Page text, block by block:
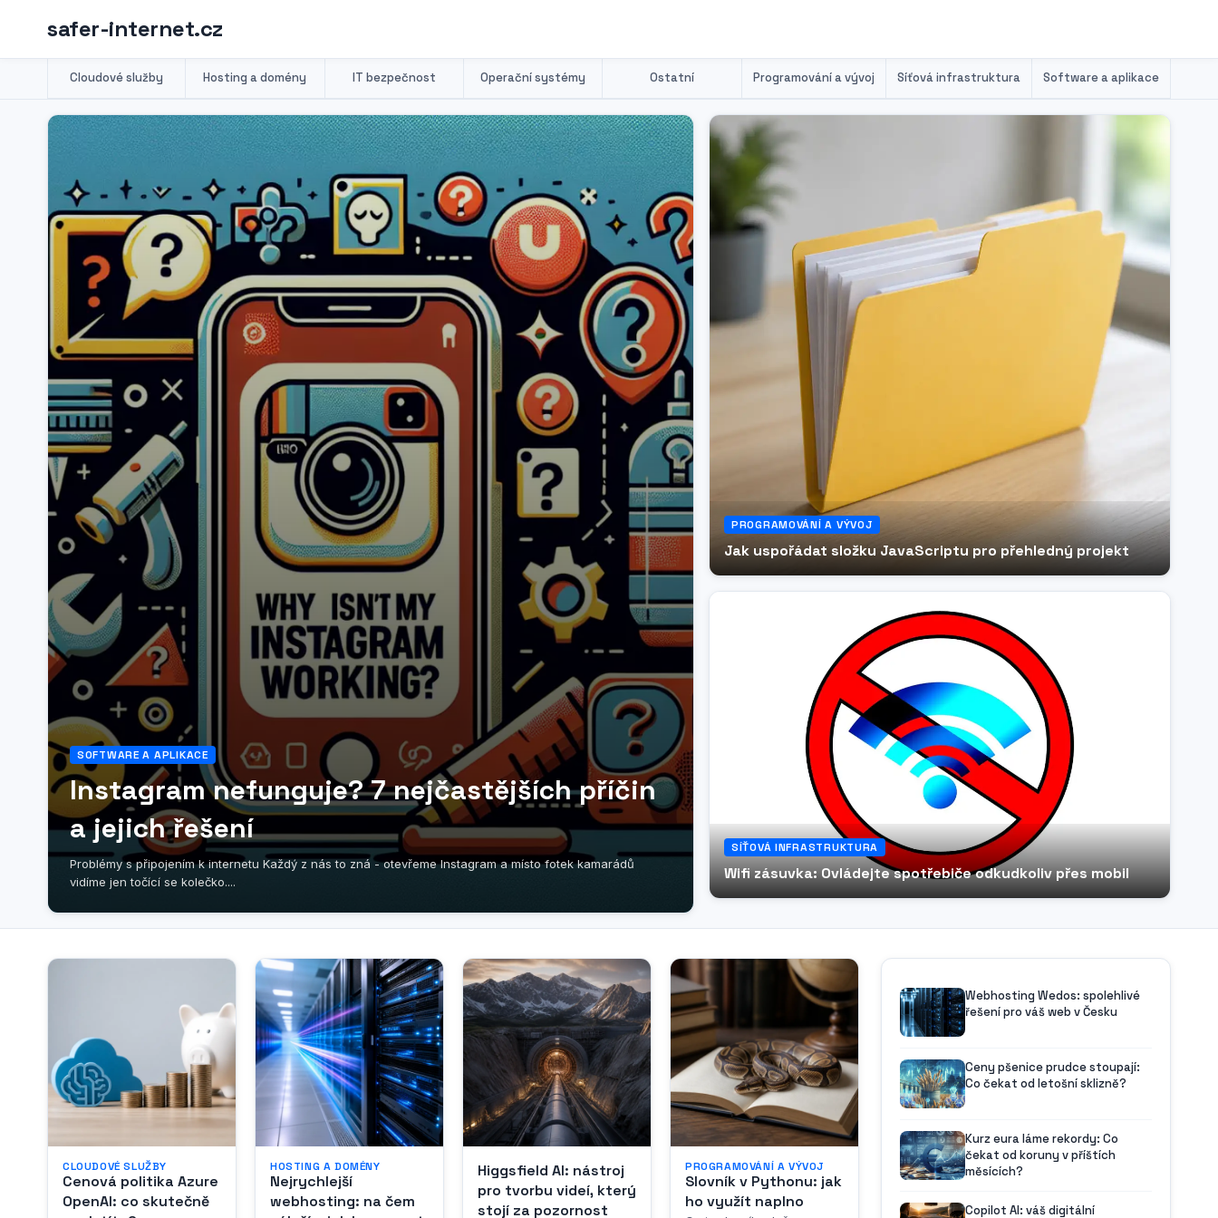
safer-internet.cz
Cloudové služby Hosting a domény IT bezpečnost Operační systémy Ostatní Programování a vývoj Síťová infrastruktura Software a aplikace
SOFTWARE A APLIKACE
Instagram nefunguje? 7 nejčastějších příčin
a jejich řešení
Problémy s připojením k internetu Každý z nás to zná - otevřeme Instagram a místo fotek kamarádů
vidíme jen točící se kolečko....
PROGRAMOVÁNÍ A VÝVOJ
Jak uspořádat složku JavaScriptu pro přehledný projekt
SÍŤOVÁ INFRASTRUKTURA
Wifi zásuvka: Ovládejte spotřebiče odkudkoliv přes mobil
CLOUDOVÉ SLUŽBY
Cenová politika Azure
OpenAI: co skutečně
HOSTING A DOMÉNY
Nejrychlejší
webhosting: na čem
Higgsfield AI: nástroj
pro tvorbu videí, který
stojí za pozornost
PROGRAMOVÁNÍ A VÝVOJ
Slovník v Pythonu: jak
ho využít naplno
Webhosting Wedos: spolehlivé
řešení pro váš web v Česku
Ceny pšenice prudce stoupají:
Co čekat od letošní sklizně?
Kurz eura láme rekordy: Co
čekat od koruny v příštích
měsících?
Copilot AI: váš digitální